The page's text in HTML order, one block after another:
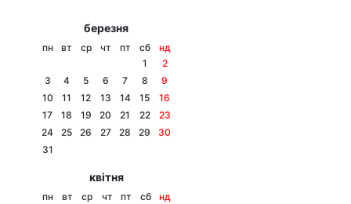
березня
пн вт ср чт пт сб
нд
1
2
3
4 5 6 7 8
9
10
11 12 13 14 15
16
17
18 19 20 21 22
23
24
25 26 27 28 29
30
31
квітня
пн вт ср чт пт сб
нд